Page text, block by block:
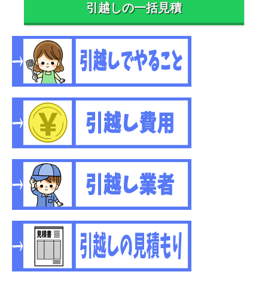
引越しの一括見積